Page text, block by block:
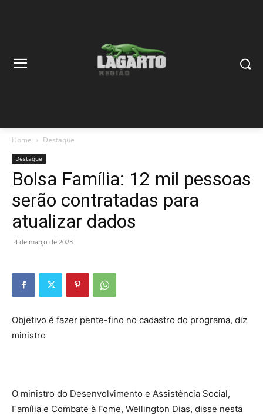
Home Destaque
Destaque
Bolsa Família: 12 mil pessoas
serão contratadas para
atualizar dados
4 de março de 2023
Objetivo é fazer pente-fino no cadastro do programa, diz
ministro
O ministro do Desenvolvimento e Assistência Social,
Família e Combate à Fome, Wellington Dias, disse nesta